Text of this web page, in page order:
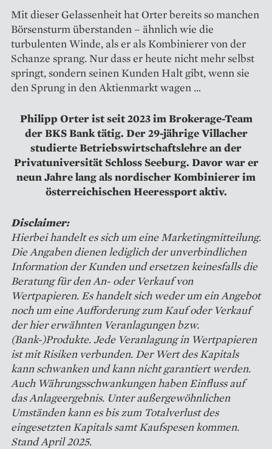
Mit dieser Gelassenheit hat ­Orter bereits so manchen
Börsensturm überstanden – ähnlich wie die
turbulenten Winde, als er als Kombinierer von der
Schanze sprang. Nur dass er heute nicht mehr selbst
springt, sondern seinen Kunden Halt gibt, wenn sie
den Sprung in den Aktienmarkt wagen …
Philipp Orter ist seit 2023 im Brokerage-Team
der BKS Bank tätig. Der 29-jährige Villacher
studierte Betriebswirtschaftslehre an der
Privatuniversität Schloss Seeburg. Davor war er
neun Jahre lang als nordischer Kombinierer im
österreichischen Heeressport aktiv.
Disclaimer:
Hierbei handelt es sich um eine Marketingmitteilung.
Die Angaben dienen lediglich der unverbindlichen
Information der Kunden und ersetzen keinesfalls die
Beratung für den An- oder Verkauf von
Wertpapieren. Es handelt sich weder um ein Angebot
noch um eine Aufforderung zum Kauf oder Verkauf
der hier erwähnten Veranlagungen bzw.
(Bank-)Produkte. Jede Veranlagung in Wertpapieren
ist mit Risiken verbunden. Der Wert des Kapitals
kann schwanken und kann nicht garantiert werden.
Auch Währungsschwankungen haben Einfluss auf
das Anlageergebnis. Unter außergewöhnlichen
Umständen kann es bis zum Totalverlust des
eingesetzten Kapitals samt Kaufspesen kommen.
Stand April 2025.